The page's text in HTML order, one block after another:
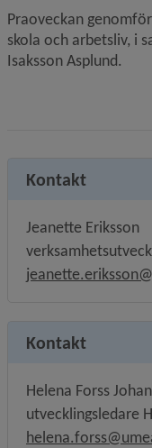
Praoveckan
skola och arbetsliv, i
Isaksson Asplund.
Kontakt
Jeanette Eriksson
Kontakt
Helena Forss
utvecklingsledare